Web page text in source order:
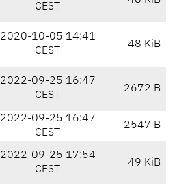
CEST
2020-10-05 14:41
CEST
48 KiB
2022-09-25 16:47
CEST
2672 B
2022-09-25 16:47
CEST
2547 B
2022-09-25 17:54
CEST
49 KiB